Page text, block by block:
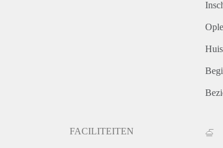
FACILITEITEN